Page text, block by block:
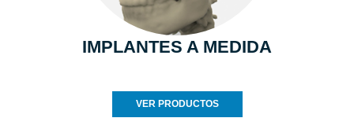
IMPLANTES A MEDIDA
VER PRODUCTOS